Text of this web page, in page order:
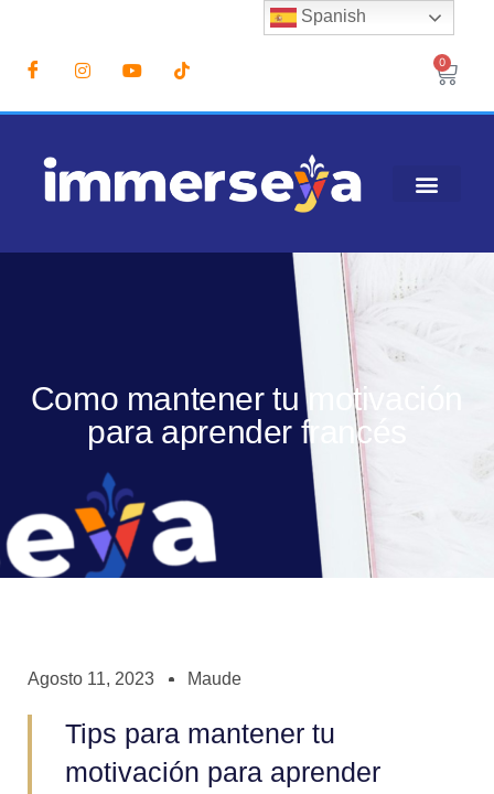
0
Como mantener tu motivación
para aprender francés
Agosto 11, 2023 Maude
Tips para mantener tu
motivación para aprender
Spanish